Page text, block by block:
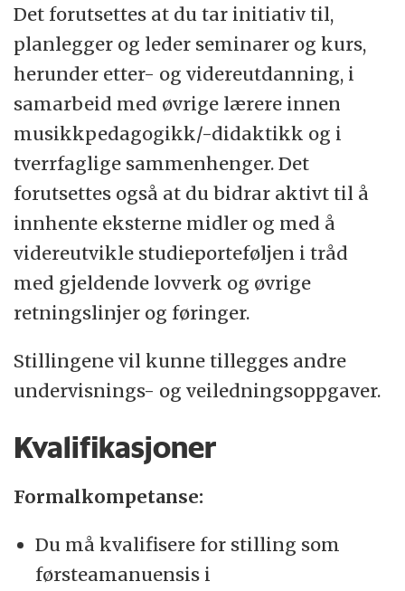
Det forutsettes at du tar initiativ til,
planlegger og leder seminarer og kurs,
herunder etter- og videreutdanning, i
samarbeid med øvrige lærere innen
musikkpedagogikk/-didaktikk og i
tverrfaglige sammenhenger. Det
forutsettes også at du bidrar aktivt til å
innhente eksterne midler og med å
videreutvikle studieporteføljen i tråd
med gjeldende lovverk og øvrige
retningslinjer og føringer.
Stillingene vil kunne tillegges andre
undervisnings- og veiledningsoppgaver.
Kvalifikasjoner
Formalkompetanse:
Du må kvalifisere for stilling som
førsteamanuensis i